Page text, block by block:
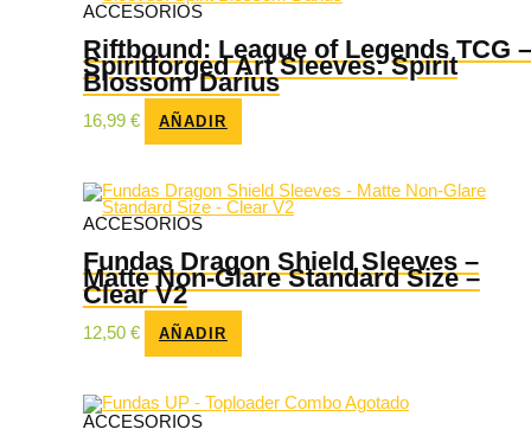
ACCESORIOS
Riftbound: League of Legends TCG –
Spiritforged Art Sleeves: Spirit
Blossom Darius
16,99 € AÑADIR
ACCESORIOS
Fundas Dragon Shield Sleeves –
Matte Non-Glare Standard Size –
Clear V2
12,50 € AÑADIR
Agotado
ACCESORIOS